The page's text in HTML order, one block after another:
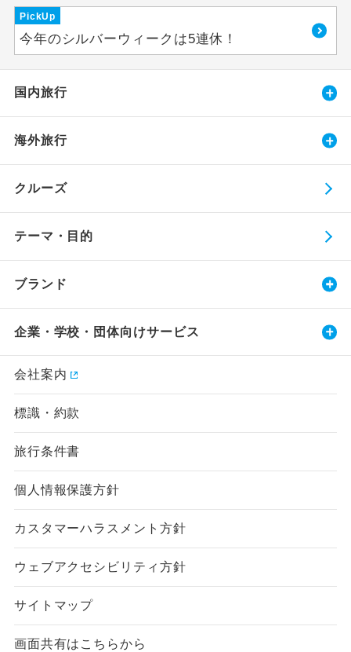
PickUp
今年のシルバーウィークは5連休！
国内旅行
海外旅行
クルーズ
テーマ・目的
ブランド
企業・学校・団体向けサービス
会社案内
標識・約款
旅行条件書
個人情報保護方針
カスタマーハラスメント方針
ウェブアクセシビリティ方針
サイトマップ
画面共有はこちらから